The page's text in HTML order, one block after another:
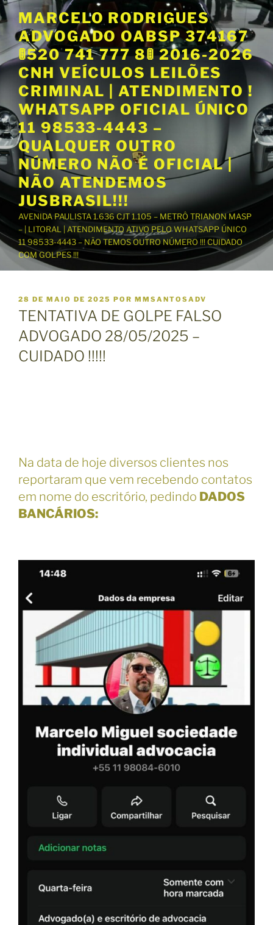
P
u
a
r
r
a
o
c
o
n
t
ú
d
MARCELO RODRIGUES
ADVOGADO OABSP 374167
🚦520 741 777 8🚦 2016-2026
CNH VEÍCULOS LEILÕES
CRIMINAL | ATENDIMENTO !
WHATSAPP OFICIAL ÚNICO
11 98533-4443 –
QUALQUER OUTRO
NÚMERO NÃO É OFICIAL |
NÃO ATENDEMOS
JUSBRASIL!!!
AVENIDA PAULISTA 1.636 CJT 1.105 – METRÔ TRIANON MASP
– | LITORAL | ATENDIMENTO ATIVO PELO WHATSAPP ÚNICO
11 98533-4443 – NÃO TEMOS OUTRO NÚMERO !!! CUIDADO
COM GOLPES !!!
P
U
B
L
I
C
A
28 DE MAIO DE 2025 POR MMSANTOSADV
TENTATIVA DE GOLPE FALSO
ADVOGADO 28/05/2025 –
CUIDADO !!!!!
Na data de hoje diversos clientes nos
reportaram que vem recebendo contatos
em nome do escritório, pedindo DADOS
BANCÁRIOS: